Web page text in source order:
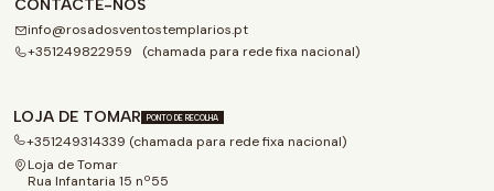
CONTACTE-NOS
info@rosadosventostemplarios.pt
+351249822959 (chamada para rede fixa nacional)
LOJA DE TOMAR PONTO DE RECOLHA
+351249314339 (chamada para rede fixa nacional)
Loja de Tomar
Rua Infantaria 15 nº55